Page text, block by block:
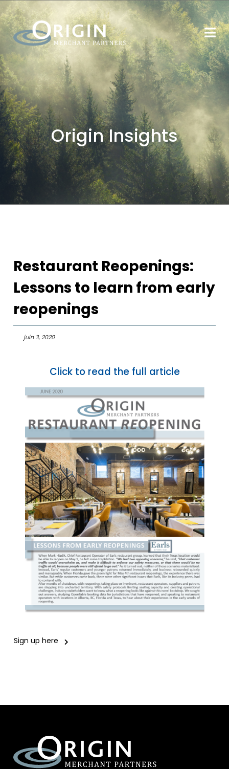
Origin Insights
Restaurant Reopenings:
Lessons to learn from early
reopenings
juin 3, 2020
Click to read the full article
Sign up here